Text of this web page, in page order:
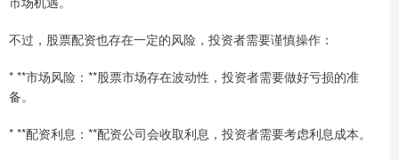
不过，股票配资也存在一定的风险，投资者需要谨慎操作：
* **市场风险：**股票市场存在波动性，投资者需要做好亏损的准
备。
* **配资利息：**配资公司会收取利息，投资者需要考虑利息成本。